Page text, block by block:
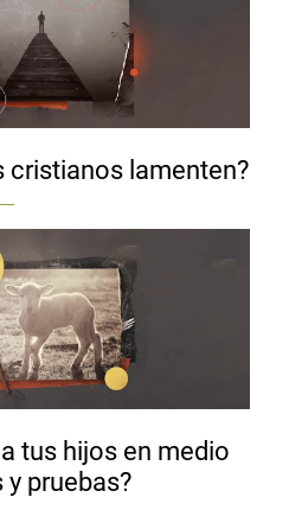
cristianos lamenten?
tus hijos en medio
pruebas?